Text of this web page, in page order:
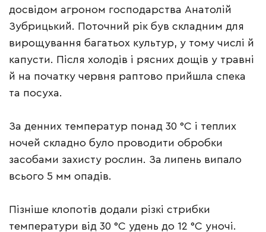
досвідом агроном господарства Анатолій
Зубрицький. Поточний рік був складним для
вирощування багатьох культур, у тому числі й
капусти. Після холодів і рясних дощів у травні
й на початку червня раптово прийшла спека
та посуха.
За денних температур понад 30 °С і теплих
ночей складно було проводити обробки
засобами захисту рослин. За липень випало
всього 5 мм опадів.
Пізніше клопотів додали різкі стрибки
температури від 30 °С удень до 12 °С уночі.